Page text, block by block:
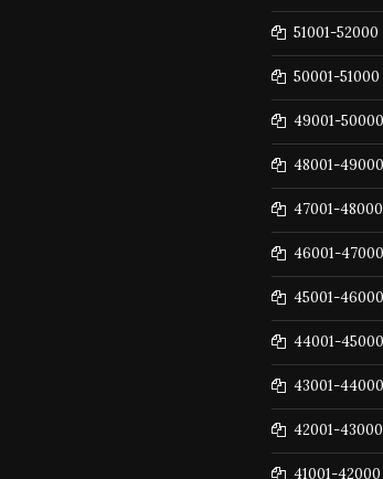
51001-52000
50001-51000
49001-50000
48001-49000
47001-48000
46001-47000
45001-46000
44001-45000
43001-44000
42001-43000
41001-42000